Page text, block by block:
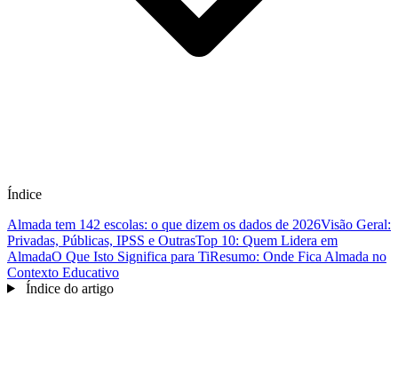
Índice
Almada tem 142 escolas: o que dizem os dados de 2026Visão Geral:
Privadas, Públicas, IPSS e OutrasTop 10: Quem Lidera em
AlmadaO Que Isto Significa para TiResumo: Onde Fica Almada no
Contexto Educativo
Índice do artigo